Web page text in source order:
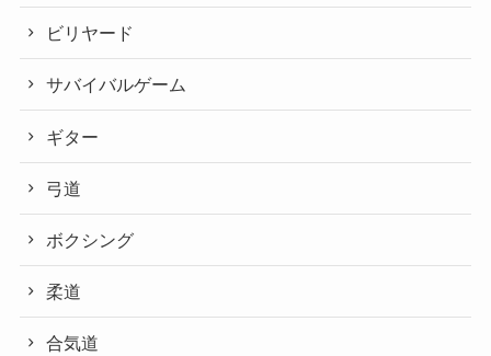
ビリヤード
サバイバルゲーム
ギター
弓道
ボクシング
柔道
合気道